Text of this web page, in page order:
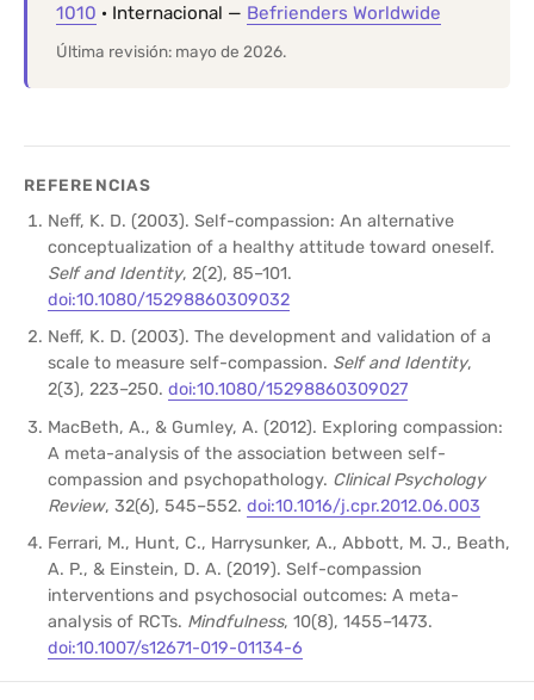
1010 · Internacional — Befrienders Worldwide
Última revisión: mayo de 2026.
REFERENCIAS
Neff, K. D. (2003). Self-compassion: An alternative
conceptualization of a healthy attitude toward oneself.
Self and Identity, 2(2), 85–101.
doi:10.1080/15298860309032
Neff, K. D. (2003). The development and validation of a
scale to measure self-compassion. Self and Identity,
2(3), 223–250. doi:10.1080/15298860309027
MacBeth, A., & Gumley, A. (2012). Exploring compassion:
A meta-analysis of the association between self-
compassion and psychopathology. Clinical Psychology
Review, 32(6), 545–552. doi:10.1016/j.cpr.2012.06.003
Ferrari, M., Hunt, C., Harrysunker, A., Abbott, M. J., Beath,
A. P., & Einstein, D. A. (2019). Self-compassion
interventions and psychosocial outcomes: A meta-
analysis of RCTs. Mindfulness, 10(8), 1455–1473.
doi:10.1007/s12671-019-01134-6